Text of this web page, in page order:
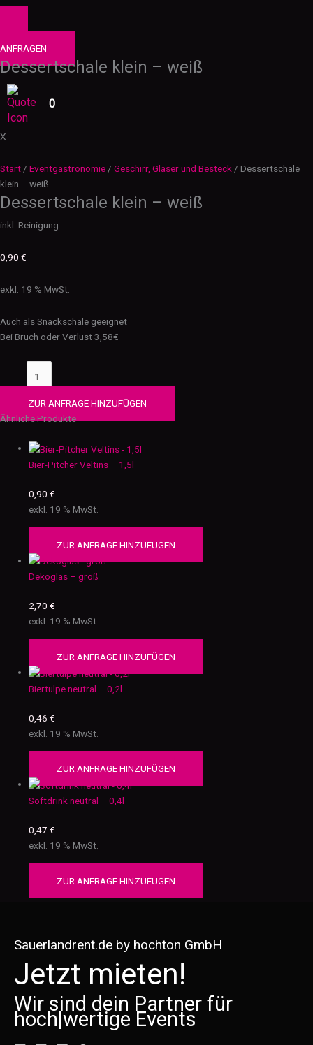
ANFRAGEN
Dessertschale klein – weiß
0
X
Start / Eventgastronomie / Geschirr, Gläser und Besteck / Dessertschale
klein – weiß
Dessertschale klein – weiß
inkl. Reinigung
0,90 €
exkl. 19 % MwSt.
Auch als Snackschale geeignet
Bei Bruch oder Verlust 3,58€
ZUR ANFRAGE HINZUFÜGEN
Ähnliche Produkte
Bier-Pitcher Veltins – 1,5l
0,90€
exkl. 19 % MwSt.
ZUR ANFRAGE HINZUFÜGEN
Dekoglas – groß
2,70€
exkl. 19 % MwSt.
ZUR ANFRAGE HINZUFÜGEN
Biertulpe neutral – 0,2l
0,46€
exkl. 19 % MwSt.
ZUR ANFRAGE HINZUFÜGEN
Softdrink neutral – 0,4l
0,47€
exkl. 19 % MwSt.
ZUR ANFRAGE HINZUFÜGEN
Sauerlandrent.de by hochton GmbH
Jetzt mieten!
Wir sind dein Partner für
hoch|wertige Events